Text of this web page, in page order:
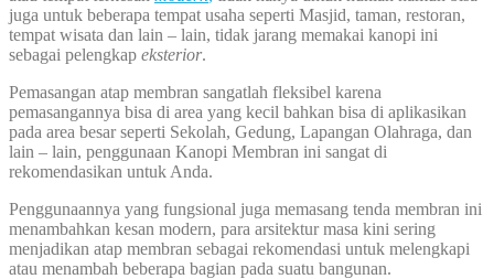
juga untuk beberapa tempat usaha seperti Masjid, taman, restoran,
tempat wisata dan lain – lain, tidak jarang memakai kanopi ini
sebagai pelengkap eksterior.
Pemasangan atap membran sangatlah fleksibel karena
pemasangannya bisa di area yang kecil bahkan bisa di aplikasikan
pada area besar seperti Sekolah, Gedung, Lapangan Olahraga, dan
lain – lain, penggunaan Kanopi Membran ini sangat di
rekomendasikan untuk Anda.
Penggunaannya yang fungsional juga memasang tenda membran ini
menambahkan kesan modern, para arsitektur masa kini sering
menjadikan atap membran sebagai rekomendasi untuk melengkapi
atau menambah beberapa bagian pada suatu bangunan.